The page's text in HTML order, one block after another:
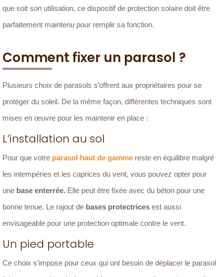
que soit son utilisation, ce dispositif de protection solaire doit être
parfaitement maintenu pour remplir sa fonction.
Comment fixer un parasol ?
Plusieurs choix de parasols s’offrent aux propriétaires pour se
protéger du soleil. De la même façon, différentes techniques sont
mises en œuvre pour les maintenir en place :
L’installation au sol
Pour que votre parasol haut de gamme reste en équilibre malgré
les intempéries et les caprices du vent, vous pouvez opter pour
une base enterrée. Elle peut être fixée avec du béton pour une
bonne tenue. Le rajout de bases protectrices est aussi
envisageable pour une protection optimale contre le vent.
Un pied portable
Ce choix s’impose pour ceux qui ont besoin de déplacer le parasol